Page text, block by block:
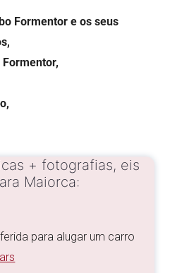
Formentor e os seus
+ fotografias, eis
Maiorca:
para alugar um carro